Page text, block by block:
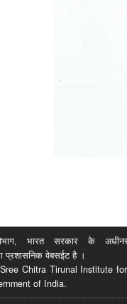
भारत सरकार के
प्रशासनिक वेबसईट है ।
Chitra Tirunal Institute
of India.